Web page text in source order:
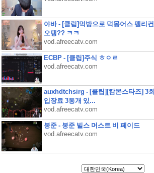
야바 - [클립]먹방으로 덕몽어스 펠리컨
오탱?? ㅋㅋ
vod.afreecatv.com
ECBP - [클립]주식 ㅎㅇㄹ
vod.afreecatv.com
auxhdtchsirg - [클립][캄몬스타즈] 3
입장료 3통개 있...
vod.afreecatv.com
봉준 - 봉준 빌스 머스트 비 페이드
vod.afreecatv.com